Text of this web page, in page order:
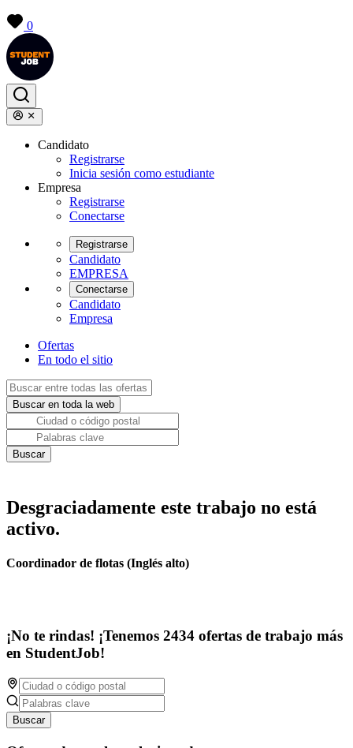
0
Candidato
Registrarse
Inicia sesión como estudiante
Empresa
Registrarse
Conectarse
Registrarse
Candidato
EMPRESA
Conectarse
Candidato
Empresa
Ofertas
En todo el sitio
Desgraciadamente este trabajo no está
activo.
Coordinador de flotas (Inglés alto)
¡No te rindas! ¡Tenemos 2434 ofertas de trabajo más
en StudentJob!
Buscar